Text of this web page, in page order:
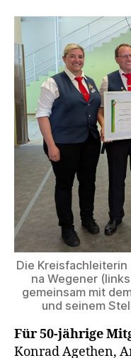
Die
na Wege­ner
gemein­sam mit
und sei­nem
Für 50-jäh­ri­ge
Kon­rad Age­then,